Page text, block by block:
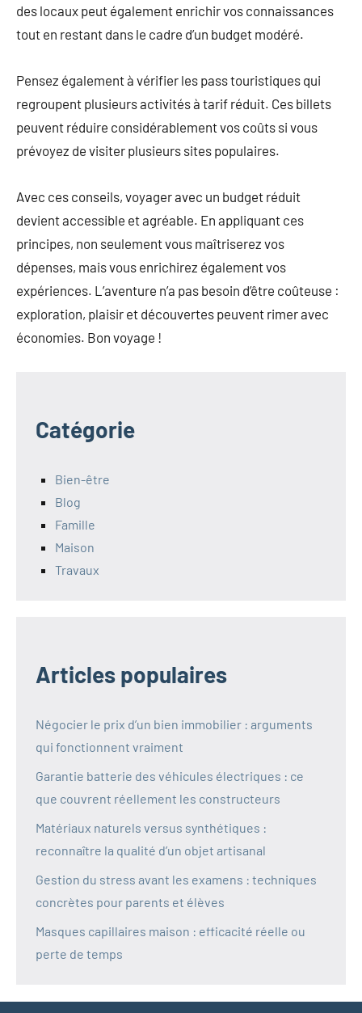
des locaux peut également enrichir vos connaissances
tout en restant dans le cadre d’un budget modéré.
Pensez également à vérifier les pass touristiques qui
regroupent plusieurs activités à tarif réduit. Ces billets
peuvent réduire considérablement vos coûts si vous
prévoyez de visiter plusieurs sites populaires.
Avec ces conseils, voyager avec un budget réduit
devient accessible et agréable. En appliquant ces
principes, non seulement vous maîtriserez vos
dépenses, mais vous enrichirez également vos
expériences. L’aventure n’a pas besoin d’être coûteuse :
exploration, plaisir et découvertes peuvent rimer avec
économies. Bon voyage !
Catégorie
Bien-être
Blog
Famille
Maison
Travaux
Articles populaires
Négocier le prix d’un bien immobilier : arguments
qui fonctionnent vraiment
Garantie batterie des véhicules électriques : ce
que couvrent réellement les constructeurs
Matériaux naturels versus synthétiques :
reconnaître la qualité d’un objet artisanal
Gestion du stress avant les examens : techniques
concrètes pour parents et élèves
Masques capillaires maison : efficacité réelle ou
perte de temps